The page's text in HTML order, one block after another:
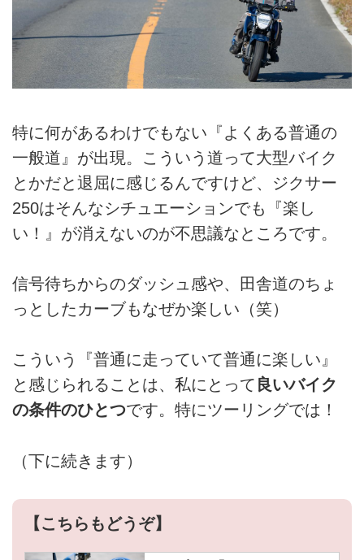
特に何があるわけでもない『よくある普通の
一般道』が出現。こういう道って大型バイク
とかだと退屈に感じるんですけど、ジクサー
250はそんなシチュエーションでも『楽し
い！』が消えないのが不思議なところです。
信号待ちからのダッシュ感や、田舎道のちょ
っとしたカーブもなぜか楽しい（笑）
こういう『普通に走っていて普通に楽しい』
と感じられることは、私にとって 良いバイク
の条件のひとつです。特にツーリングでは！
（下に続きます）
【こちらもどうぞ】